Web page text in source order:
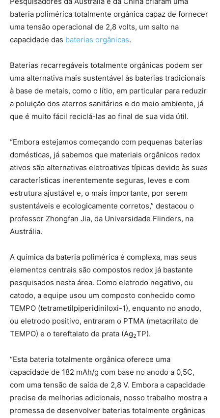
bateria polimérica totalmente orgânica capaz de fornecer
uma tensão operacional de 2,8 volts, um salto na
capacidade das baterias orgânicas.
Baterias recarregáveis totalmente orgânicas podem ser
uma alternativa mais sustentável às baterias tradicionais
à base de metais, como o lítio, em particular para reduzir
a poluição dos aterros sanitários e do meio ambiente, já
que é muito fácil reciclá-las ao final de sua vida útil.
“Embora estejamos começando com pequenas baterias
domésticas, já sabemos que materiais orgânicos redox
ativos são alternativas eletroativas típicas devido às suas
características inerentemente seguras, leves e com
estrutura ajustável e, o mais importante, por serem
sustentáveis e ecologicamente corretos,” destacou o
professor Zhongfan Jia, da Universidade Flinders, na
Austrália.
A química da bateria polimérica é complexa, mas seus
elementos centrais são compostos redox já bastante
pesquisados nesta área. Como eletrodo negativo, ou
catodo, a equipe usou um composto conhecido como
TEMPO (tetrametilpiperidiniloxi-1), enquanto no anodo,
ou eletrodo positivo, entraram o PTMA (metacrilato de
TEMPO) e o tereftalato de prata (Ag2TP).
“Esta bateria totalmente orgânica oferece uma
capacidade de 182 mAh/g com base no anodo a 0,5C,
com uma tensão de saída de 2,8 V. Embora a capacidade
precise de melhorias adicionais, nosso trabalho mostra a
promessa de desenvolver baterias totalmente orgânicas